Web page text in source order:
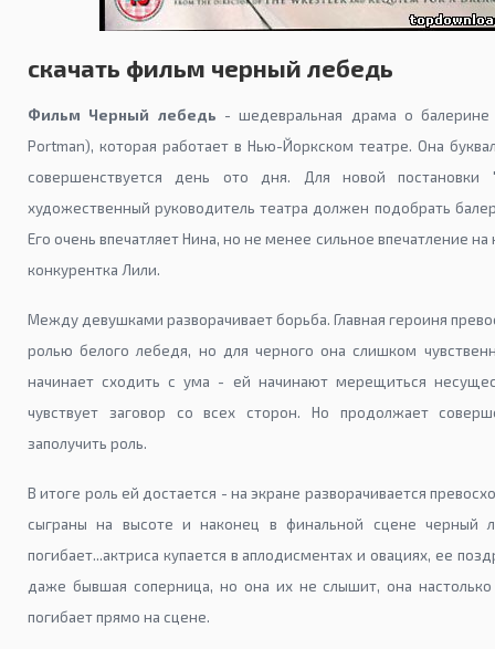
скачать фильм черный лебедь
Фильм Черный лебедь - шедевральная драма о
Portman), которая работает в Нью-Йоркском театре. Она
совершенствуется день ото дня. Для новой постановки
художественный руководитель театра должен подобрать
Его очень впечатляет Нина, но не менее сильное впечатление
конкурентка Лили.
Между девушками разворачивает борьба. Главная героиня
ролью белого лебедя, но для черного она слишком
начинает сходить с ума - ей начинают мерещиться
чувствует заговор со всех сторон. Но продолжает
заполучить роль.
В итоге роль ей достается - на экране разворачивается
сыграны на высоте и наконец в финальной сцене черный
погибает...актриса купается в аплодисментах и овациях, ее
даже бывшая соперница, но она их не слышит, она
погибает прямо на сцене.